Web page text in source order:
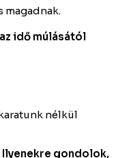
magadnak.
idő múlásától
nélkül
Ilyenekre gondolok,